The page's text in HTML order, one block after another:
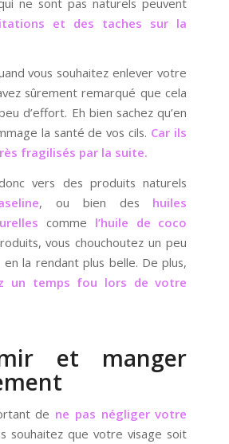
et des taches sur la
vous souhaitez enlever votre
sûrement remarqué que cela
d’effort. Eh bien sachez qu’en
la santé de vos cils. Car ils
fragilisés par la suite.
vers des produits naturels
, ou bien des huiles
comme l’huile de coco
vous chouchoutez un peu
la rendant plus belle. De plus,
un temps fou lors de votre
et manger
de ne pas négliger votre
souhaitez que votre visage soit